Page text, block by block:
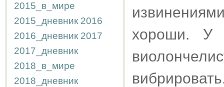
2015_в_мире
2015_дневник 2016
2016_дневник 2017
2017_дневник
2018_в_мире
2018_дневник
хороши. У